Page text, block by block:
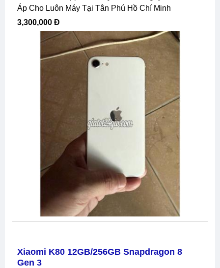
Áp Cho Luôn Máy Tại Tân Phú Hồ Chí Minh
3,300,000 Đ
Xiaomi K80 12GB/256GB Snapdragon 8
Gen 3